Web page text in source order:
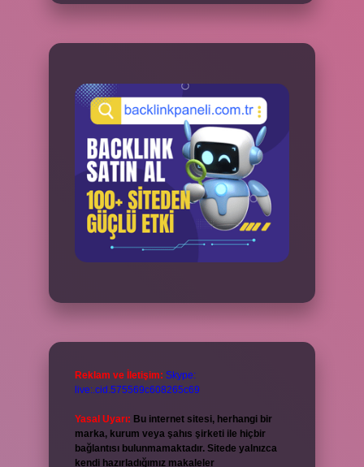
Reklam ve İletişim: Skype:
live:.cid.575569c608265c69
Yasal Uyarı: Bu internet sitesi, herhangi bir
marka, kurum veya şahıs şirketi ile hiçbir
bağlantısı bulunmamaktadır. Sitede yalnızca
kendi hazırladığımız makaleler